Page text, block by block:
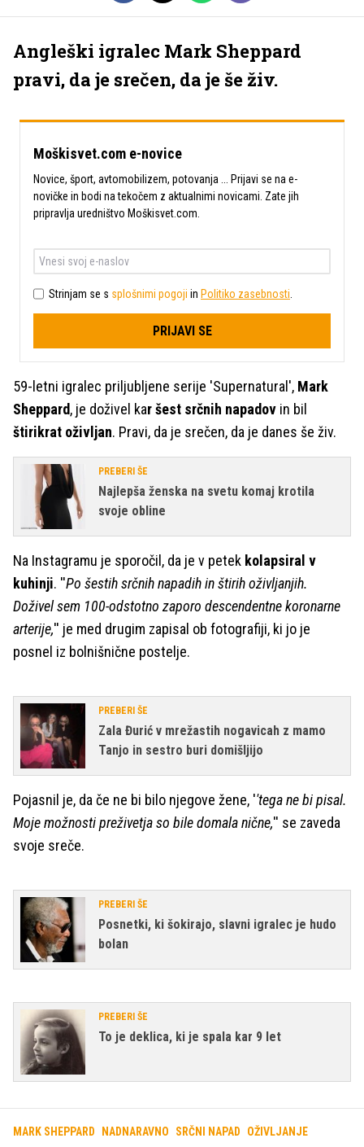
Angleški igralec Mark Sheppard
pravi, da je srečen, da je še živ.
Moškisvet.com e-novice
Novice, šport, avtomobilizem, potovanja ... Prijavi se na e-
novičke in bodi na tekočem z aktualnimi novicami. Zate jih
pripravlja uredništvo Moškisvet.com.
Strinjam se s splošnimi pogoji in Politiko zasebnosti
PRIJAVI SE
59-letni igralec priljubljene serije 'Supernatural', Mark
Sheppard, je doživel kar šest srčnih napadov in bil
štirikrat oživljan. Pravi, da je srečen, da je danes še živ.
PREBERI ŠE
Najlepša ženska na svetu komaj krotila
svoje obline
Na Instagramu je sporočil, da je v petek kolapsiral v
kuhinji. ''Po šestih srčnih napadih in štirih oživljanjih.
Doživel sem 100-odstotno zaporo descendentne koronarne
arterije,'' je med drugim zapisal ob fotografiji, ki jo je
posnel iz bolnišnične postelje.
PREBERI ŠE
Zala Đurić v mrežastih nogavicah z mamo
Tanjo in sestro buri domišljijo
Pojasnil je, da če ne bi bilo njegove žene, ''tega ne bi pisal.
Moje možnosti preživetja so bile domala nične,'' se zaveda
svoje sreče.
PREBERI ŠE
Posnetki, ki šokirajo, slavni igralec je hudo
bolan
PREBERI ŠE
To je deklica, ki je spala kar 9 let
MARK SHEPPARD NADNARAVNO SRČNI NAPAD OŽIVLJANJE